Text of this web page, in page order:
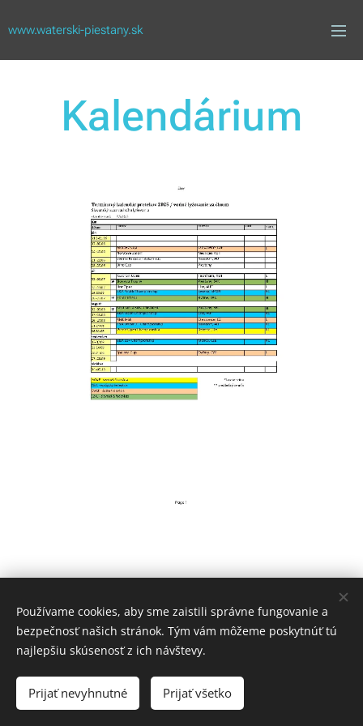
www.waterski-piestany.sk
Kalendárium
© 2024 Cestovateľ Tom, Hlavné námestie 5, Bratislava, 811 01
Vytvorené službouWebnode
Používame cookies, aby sme zaistili správne fungovanie a
bezpečnosť našich stránok. Tým vám môžeme poskytnúť tú
najlepšiu skúsenosť z ich návštevy.
Prijať nevyhnutné Prijať všetko